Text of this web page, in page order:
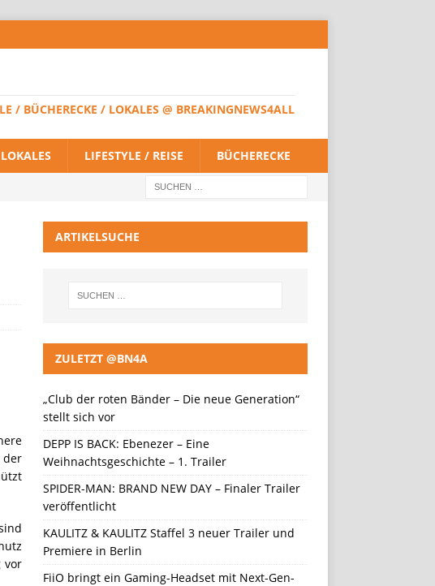
BÜCHERECKE / LOKALES @ BREAKINGNEWS4ALL
LOKALES LIFESTYLE / REISE BÜCHERECKE
der
vor
ARTIKELSUCHE
ZULETZT @BN4A
„Club der roten Bänder – Die neue Generation“
stellt sich vor
DEPP IS BACK: Ebenezer – Eine
Weihnachtsgeschichte – 1. Trailer
SPIDER-MAN: BRAND NEW DAY – Finaler Trailer
veröffentlicht
KAULITZ & KAULITZ Staffel 3 neuer Trailer und
Premiere in Berlin
FiiO bringt ein Gaming-Headset mit Next-Gen-